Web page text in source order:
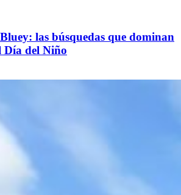
las búsquedas que dominan
Día del Niño